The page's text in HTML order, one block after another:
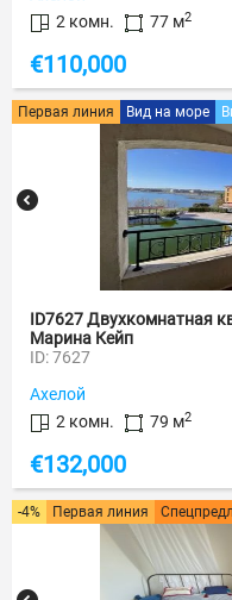
2 комн.
77 м2
€110,000
Первая линия Вид на море
ID7627 Двухкомнатная
Марина Кейп
ID: 7627
Ахелой
2 комн.
79 м2
€132,000
-4% Первая линия